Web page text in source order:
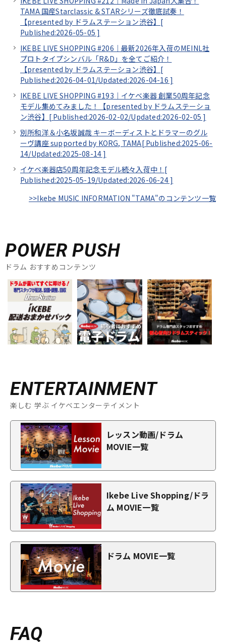
TAMA 国産Starclassic & STARシリーズ徹底試奏！
【presented by ドラムステーション渋谷】[
Published:2026-05-05 ]
IKEBE LIVE SHOPPING #206｜最新2026年入荷のMEINL社
プロトタイプシンバル「R&D」を全てご紹介！
【presented by ドラムステーション渋谷】[
Published:2026-04-01/Updated:2026-04-16 ]
IKEBE LIVE SHOPPING #193｜イケベ楽器 創業50周年記念
モデル集めてみました！【presented by ドラムステーショ
ン渋谷】[ Published:2026-02-02/Updated:2026-02-05 ]
別所和洋＆小名坂誠哉 キーボーディストとドラマーのグル
ーヴ講座 supported by KORG, TAMA[ Published:2025-06-
14/Updated:2025-08-14 ]
イケベ楽器店50周年記念モデル続々入荷中！[
Published:2025-05-19/Updated:2026-06-24]
>>Ikebe MUSIC INFORMATION "TAMA"のコンテンツ一覧
POWER PUSH
ドラム おすすめコンテンツ
ENTERTAINMENT
楽しむ 学ぶ イケベエンターテイメント
レッスン動画/ドラム
MOVIE一覧
Ikebe Live Shopping/ドラ
ム MOVIE一覧
ドラム MOVIE一覧
FAQ